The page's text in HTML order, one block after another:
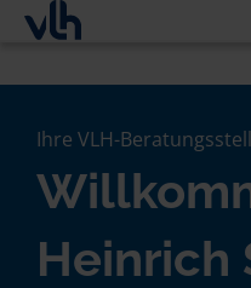
Ihre VLH-
Heinrich